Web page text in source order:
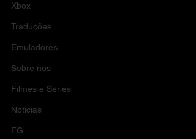
Xbox
Traduções
Emuladores
Sobre nos
Filmes e Series
Noticias
FG